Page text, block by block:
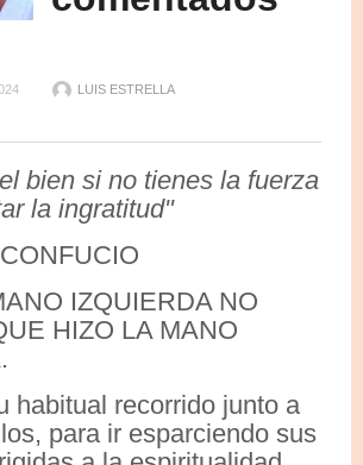
LUIS ESTRELLA
bien si no tienes la fuerza
la ingratitud"
IZQUIERDA NO
HIZO LA MANO
habitual recorrido junto a
para ir esparciendo sus